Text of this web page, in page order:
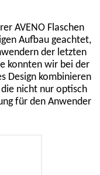
AVENO Flaschen
Aufbau geachtet,
der letzten
konnten wir bei der
Design kombinieren
nicht nur optisch
für den Anwender